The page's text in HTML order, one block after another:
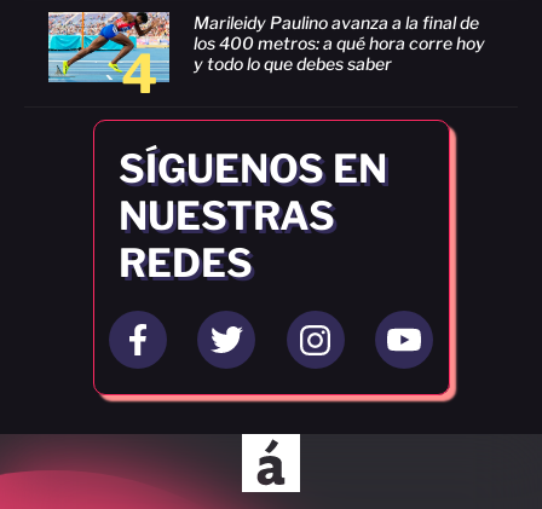
4
Marileidy Paulino avanza a la final de
los 400 metros: a qué hora corre hoy
y todo lo que debes saber
SÍGUENOS EN
NUESTRAS
REDES